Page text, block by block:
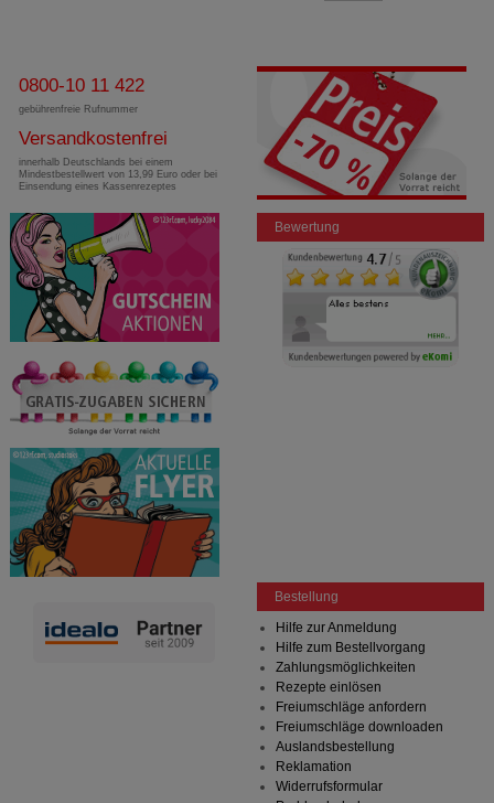
0800-10 11 422
gebührenfreie Rufnummer
Versandkostenfrei
innerhalb Deutschlands bei einem
Mindestbestellwert von 13,99 Euro oder bei
Einsendung eines Kassenrezeptes
Bewertung
Bestellung
Hilfe zur Anmeldung
Hilfe zum Bestellvorgang
Zahlungsmöglichkeiten
Rezepte einlösen
Freiumschläge anfordern
Freiumschläge downloaden
Auslandsbestellung
Reklamation
Widerrufsformular